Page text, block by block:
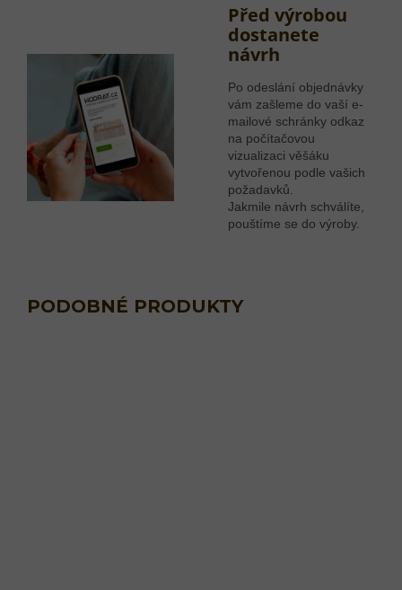
Před výrobou
dostanete
návrh
Po odeslání objednávky
vám zašleme do vaší e-
mailové schránky odkaz
na počítačovou
vizualizaci věšáku
vytvořenou podle vašich
požadavků.
Jakmile návrh schválíte,
pouštíme se do výroby.